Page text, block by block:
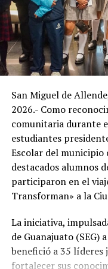
básica recibirán
además de mantener
sectores vulnerables.
En materia de
estado, así como una
adicionales para
asignarán mediante
recursos se suman a
de pesos destinados
equipamiento de
Al acto asistieron el
dirigientes sindicales
(Sección 45) y Raúl
quienes respaldaron
San Miguel de
2026.- Como
comunitaria durante
estudiantes
Escolar del municipio
destacados alumnos
participaron en el
Transforman» a la
La iniciativa,
de Guanajuato (SEG)
benefició a 35 líderes
fortalecer sus